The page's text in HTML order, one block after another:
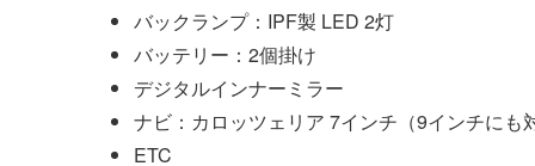
バックランプ：IPF製 LED 2灯
バッテリー：2個掛け
デジタルインナーミラー
ナビ：カロッツェリア 7インチ（9インチにも
ETC